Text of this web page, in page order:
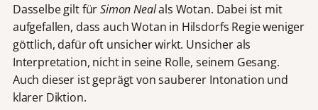
Dasselbe gilt fürSimon Nealals Wotan. Dabei ist mit
aufgefallen, dass auch Wotan in Hilsdorfs Regie weniger
göttlich, dafür oft unsicher wirkt. Unsicher als
Interpretation, nicht in seine Rolle, seinem Gesang.
Auch dieser ist geprägt von sauberer Intonation und
klarer Diktion.